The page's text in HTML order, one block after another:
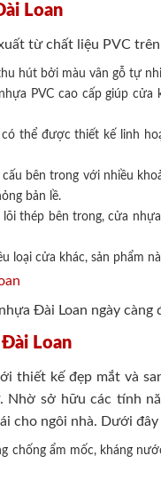
Loan
từ chất liệu PVC
hút bởi màu vân gỗ tự
PVC cao cấp giúp
thể được thiết kế linh
cấu bên trong với nhiều
bản lề.
lõi thép bên trong, cửa
loại cửa khác, sản phẩm
Đài Loan ngày
Loan
thiết kế đẹp mắt và
Nhờ sở hữu các tính
cho ngôi nhà. Dưới
chống ẩm mốc, kháng